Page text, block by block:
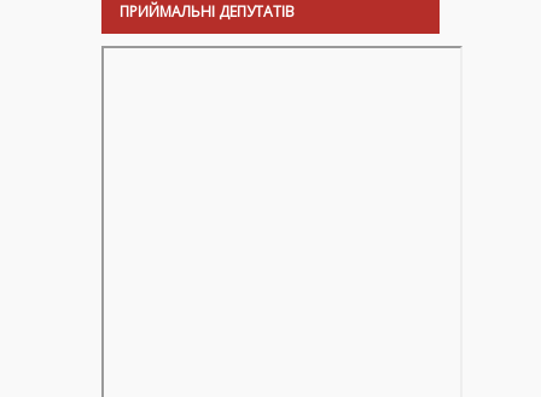
ПРИЙМАЛЬНІ ДЕПУТАТІВ